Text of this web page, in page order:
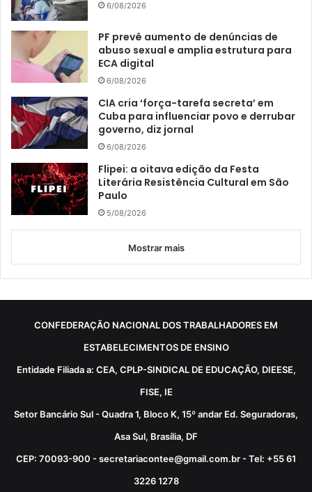
6/08/2026
PF prevê aumento de denúncias de
abuso sexual e amplia estrutura para
ECA digital
6/08/2026
CIA cria ‘força-tarefa secreta’ em
Cuba para influenciar povo e derrubar
governo, diz jornal
6/08/2026
Flipei: a oitava edição da Festa
Literária Resistência Cultural em São
Paulo
5/08/2026
Mostrar mais
CONFEDERAÇÃO NACIONAL DOS TRABALHADORES EM
ESTABELECIMENTOS DE ENSINO
Entidade Filiada a: CEA, CPLP-SINDICAL DE EDUCAÇÃO, DIEESE,
FISE, IE
Setor Bancário Sul - Quadra 1, Bloco K, 15º andar Ed. Seguradoras,
Asa Sul, Brasília, DF
CEP: 70093-900 - secretariacontee@gmail.com.br - Tel: +55 61
3226 1278